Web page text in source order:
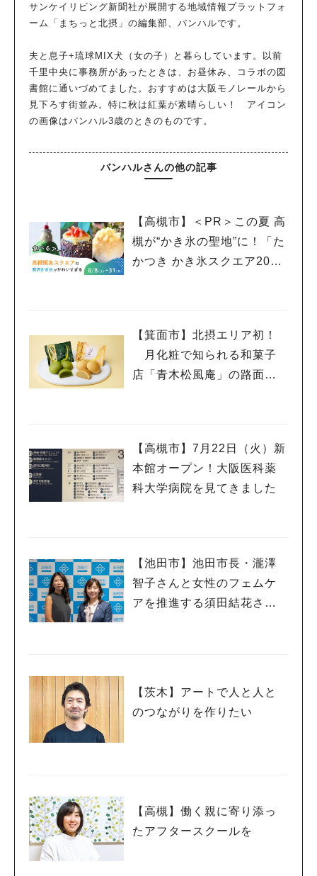
サンケイリビング新聞社が展開する地域情報プラットフォ
ーム「まちっと北摂」の編集部、バンハルです。
夫と息子+琉球MIX犬（女の子）と暮らしています。以前
千里中央に事務所があったときは、お昼休み、コラボの図
書館に通いづめてました。おすすめは大阪モノレールから
見下ろす街並み。特に秋は紅葉が素晴らしい！ アイコン
の画像はバンハル3歳のときのものです。
バンハルさんの他の記事
【高槻市】＜PR＞この夏 高
槻が“かき氷の聖地”に！「た
かつき かき氷スクエア202
【箕面市】北摂エリア初！
月化粧で知られる和菓子
店「青木松風庵」の路面店
【高槻市】7月22日（火）新
本館オープン！大阪医科薬
科大学病院を見てきました
【池田市】池田市長・瀧澤
智子さんと女性のフェムケ
アを推進する須田結花さん
【茨木】アートで人と人と
のつながりを作りたい
【高槻】働く親に寄り添っ
たアフタースクールを